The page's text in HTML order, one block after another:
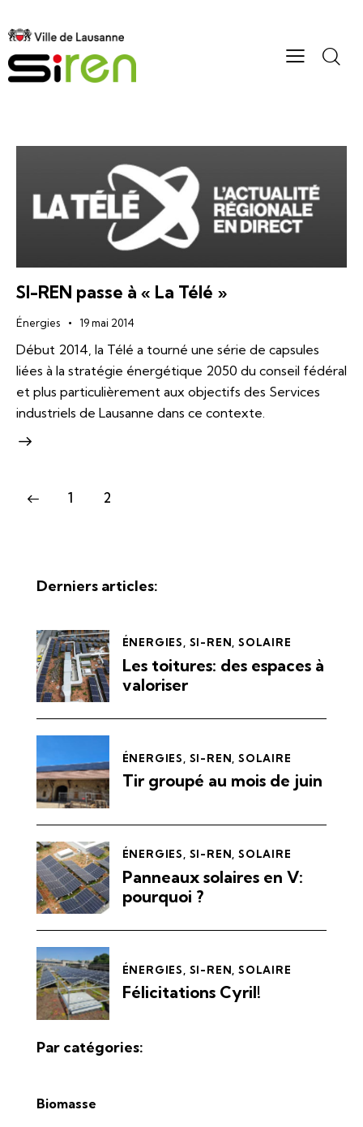
SI-REN passe à « La Télé »
Énergies 19 mai 2014
Début 2014, la Télé a tourné une série de capsules
liées à la stratégie énergétique 2050 du conseil fédéral
et plus particulièrement aux objectifs des Services
industriels de Lausanne dans ce contexte.
1 2
Derniers articles:
ÉNERGIES SI-REN SOLAIRE
Les toitures: des espaces à
valoriser
ÉNERGIES SI-REN SOLAIRE
Tir groupé au mois de juin
ÉNERGIES SI-REN SOLAIRE
Panneaux solaires en V:
pourquoi ?
ÉNERGIES SI-REN SOLAIRE
Félicitations Cyril!
Par catégories:
Biomasse